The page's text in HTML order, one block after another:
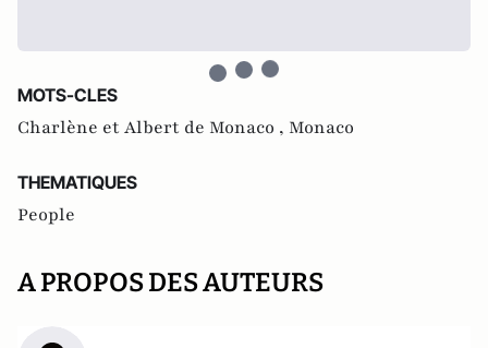
MOTS-CLES
Charlène et Albert de Monaco , Monaco
THEMATIQUES
People
A PROPOS DES AUTEURS